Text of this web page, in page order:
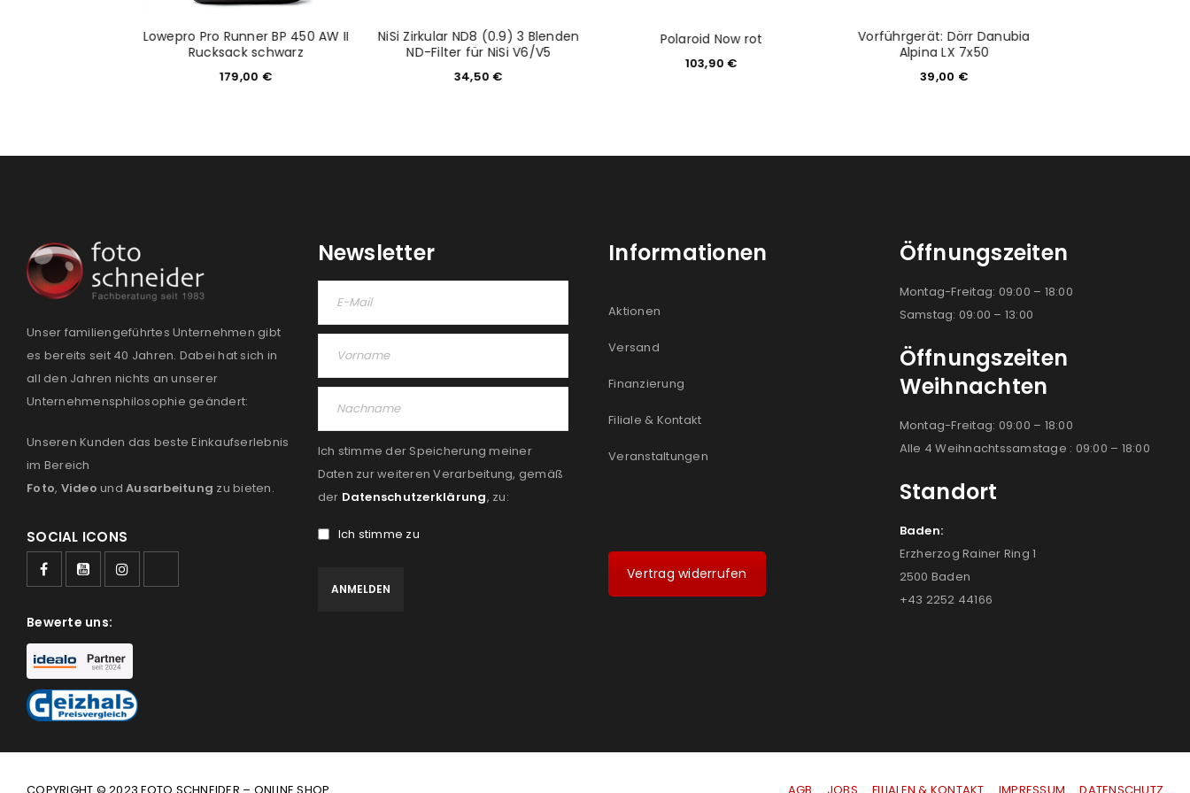
Lowepro Pro Runner BP 450 AW II
Rucksack schwarz
179,00 €
NiSi Zirkular ND8 (0.9) 3 Blenden
ND-Filter für NiSi V6/V5
34,50€
Polaroid Now rot
103,90€
Vorführgerät: Dörr Danubia
Alpina LX 7x50
39,00 €
Unser familiengeführtes Unternehmen gibt
es bereits seit 40 Jahren. Dabei hat sich in
all den Jahren nichts an unserer
Unternehmensphilosophie geändert:
Unseren Kunden das beste Einkaufserlebnis
im Bereich
Foto, Video und Ausarbeitung zu bieten.
SOCIAL ICONS
Bewerte uns:
Newsletter
Ich stimme der Speicherung meiner
Daten zur weiteren Verarbeitung, gemäß
der Datenschutzerklärung, zu:
Ich stimme zu
Informationen
Aktionen
Versand
Finanzierung
Filiale & Kontakt
Veranstaltungen
Vertrag widerrufen
Öffnungszeiten
Montag-Freitag: 09:00 – 18:00
Samstag: 09:00 – 13:00
Öffnungszeiten
Weihnachten
Montag-Freitag: 09:00 – 18:00
Alle 4 Weihnachtssamstage : 09:00 – 18:00
Standort
Baden:
Erzherzog Rainer Ring 1
2500 Baden
+43 2252 44166